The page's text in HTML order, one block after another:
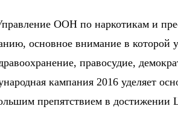
ООН по наркотикам и
основное внимание в которой
правосудие,
кампания 2016 уделяет
препятствием в достижении